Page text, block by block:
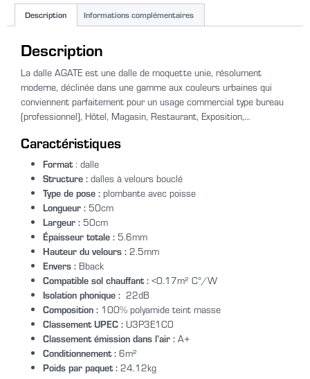
Description Informations complémentaires
Description
La dalle AGATE est une dalle de moquette unie, résolument
moderne, déclinée dans une gamme aux couleurs urbaines qui
conviennent parfaitement pour un usage commercial type bureau
(professionnel), Hôtel, Magasin, Restaurant, Exposition,…
Caractéristiques
Format: dalle
Structure : dalles à velours bouclé
Type de pose : plombante avec poisse
Longueur : 50cm
Largeur : 50cm
Épaisseur totale : 5.6mm
Hauteur du velours : 2.5mm
Envers : Bback
Compatible sol chauffant : <0.17m² C°/W
Isolation phonique : 22dB
Composition : 100% polyamide teint masse
Classement UPEC : U3P3E1C0
Classement émission dans l’air : A+
Conditionnement : 6m²
Poids par paquet : 24.12kg